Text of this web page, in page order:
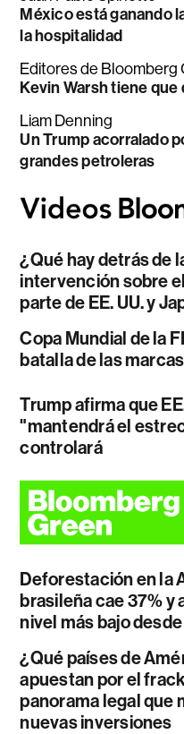
México está ganando
la hospitalidad
Editores de Bloomberg
Kevin Warsh tiene
Liam Denning
Un Trump acorralado
grandes petroleras
¿Qué hay detrás de
intervención sobre
parte de EE. UU. y
Copa Mundial de la
batalla de las marcas
Trump afirma que
"mantendrá el
controlará
Deforestación en la
brasileña cae 37% y
nivel más bajo
¿Qué países de
apuestan por el
panorama legal que
nuevas inversiones